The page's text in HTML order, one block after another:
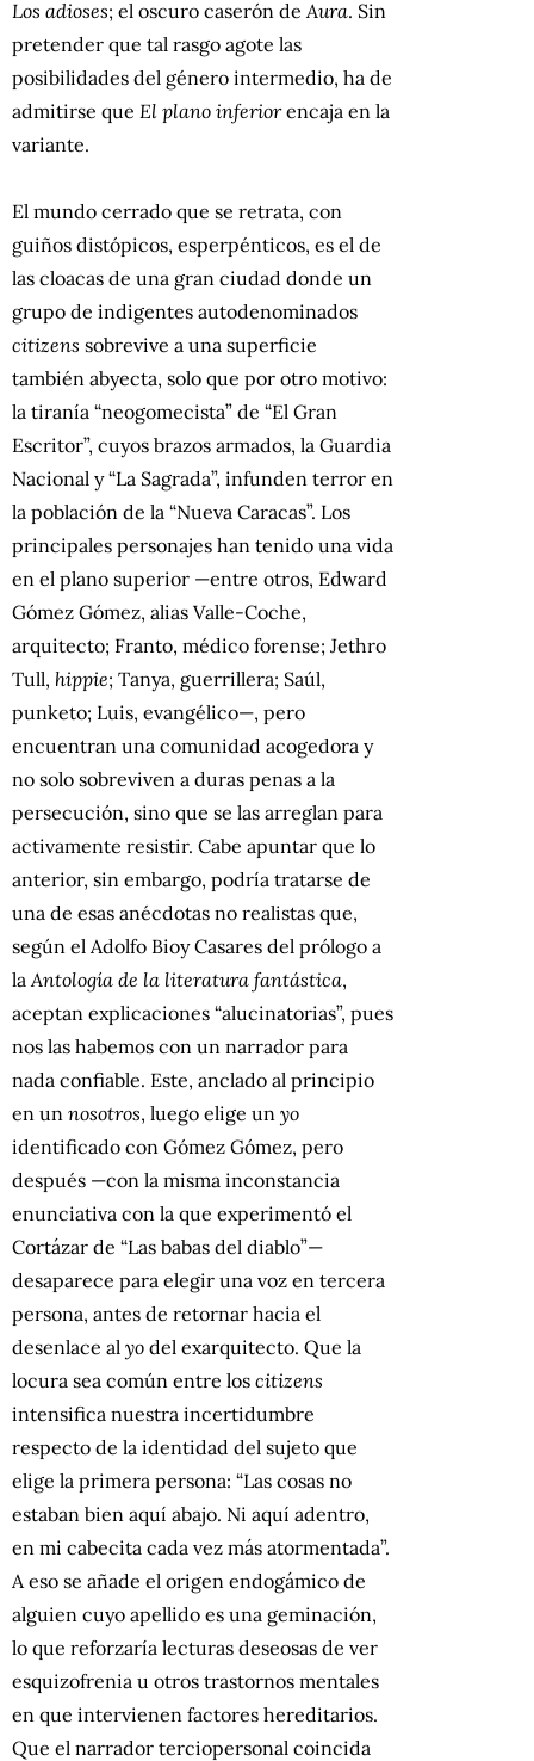
Los adioses; el oscuro caserón de Aura. Sin
pretender que tal rasgo agote las
posibilidades del género intermedio, ha de
admitirse que El plano inferiorencaja en la
variante.
El mundo cerrado que se retrata, con
guiños distópicos, esperpénticos, es el de
las cloacas de una gran ciudad donde un
grupo de indigentes autodenominados
citizens sobrevive a una superficie
también abyecta, solo que por otro motivo:
la tiranía “neogomecista” de “El Gran
Escritor”, cuyos brazos armados, la Guardia
Nacional y “La Sagrada”, infunden terror en
la población de la “Nueva Caracas”. Los
principales personajes han tenido una vida
en el plano superior —entre otros, Edward
Gómez Gómez, alias Valle-Coche,
arquitecto; Franto, médico forense; Jethro
Tull, hippie; Tanya, guerrillera; Saúl,
punketo; Luis, evangélico—, pero
encuentran una comunidad acogedora y
no solo sobreviven a duras penas a la
persecución, sino que se las arreglan para
activamente resistir. Cabe apuntar que lo
anterior, sin embargo, podría tratarse de
una de esas anécdotas no realistas que,
según el Adolfo Bioy Casares del prólogo a
la Antología de la literatura fantástica,
aceptan explicaciones “alucinatorias”, pues
nos las habemos con un narrador para
nada confiable. Este, anclado al principio
en un nosotros, luego elige un yo
identificado con Gómez Gómez, pero
después —con la misma inconstancia
enunciativa con la que experimentó el
Cortázar de “Las babas del diablo”—
desaparece para elegir una voz en tercera
persona, antes de retornar hacia el
desenlace al yo del exarquitecto. Que la
locura sea común entre los citizens
intensifica nuestra incertidumbre
respecto de la identidad del sujeto que
elige la primera persona: “Las cosas no
estaban bien aquí abajo. Ni aquí adentro,
en mi cabecita cada vez más atormentada”.
A eso se añade el origen endogámico de
alguien cuyo apellido es una geminación,
lo que reforzaría lecturas deseosas de ver
esquizofrenia u otros trastornos mentales
en que intervienen factores hereditarios.
Que el narrador terciopersonal coincida